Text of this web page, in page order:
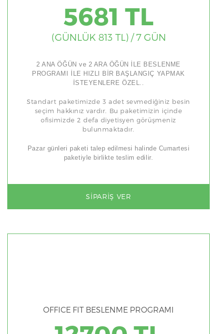
5681 TL
(GÜNLÜK 813 TL) / 7 GÜN
2 ANA ÖĞÜN ve 2 ARA ÖĞÜN İLE BESLENME
PROGRAMI İLE HIZLI BİR BAŞLANGIÇ YAPMAK
İSTEYENLERE ÖZEL..
Standart paketimizde 3 adet sevmediğiniz besin
seçim hakkınız vardır. Bu paketimizin içinde
ofisimizde 2 defa diyetisyen görüşmeniz
bulunmaktadır.
Pazar günleri paketi talep edilmesi halinde Cumartesi
paketiyle birlikte teslim edilir.
SIPARIŞ VER
OFFICE FIT BESLENME PROGRAMI